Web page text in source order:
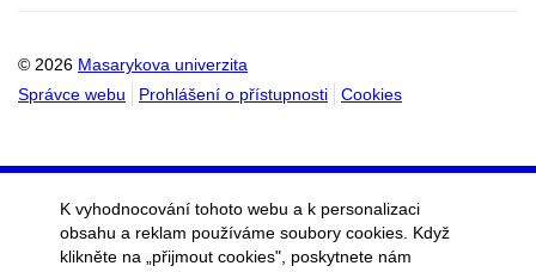
© 2026 Masarykova univerzita
Správce webu
Prohlášení o přístupnosti Cookies
K vyhodnocování tohoto webu a k personalizaci
obsahu a reklam používáme soubory cookies. Když
klikněte na „přijmout cookies", poskytnete nám